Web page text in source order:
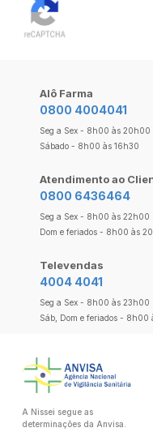
Alô Farma
0800 4004041
Seg a Sex - 8h00 às 20h00
Sábado - 8h00 às 16h30
Atendimento ao
0800 6436464
Seg a Sex - 8h00 às 22h00
Dom e feriados - 8h00 às
Televendas
4004 4041
Seg a Sex - 8h00 às 23h00
Sáb, Dom e feriados - 8h00
A Nissei segue as
determinações da Anvisa.